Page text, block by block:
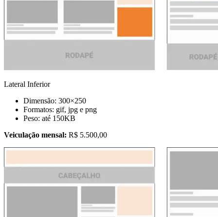
Lateral Inferior
Dimensão: 300×250
Formatos: gif, jpg e png
Peso: até 150KB
Veiculação mensal: R$ 5.500,00